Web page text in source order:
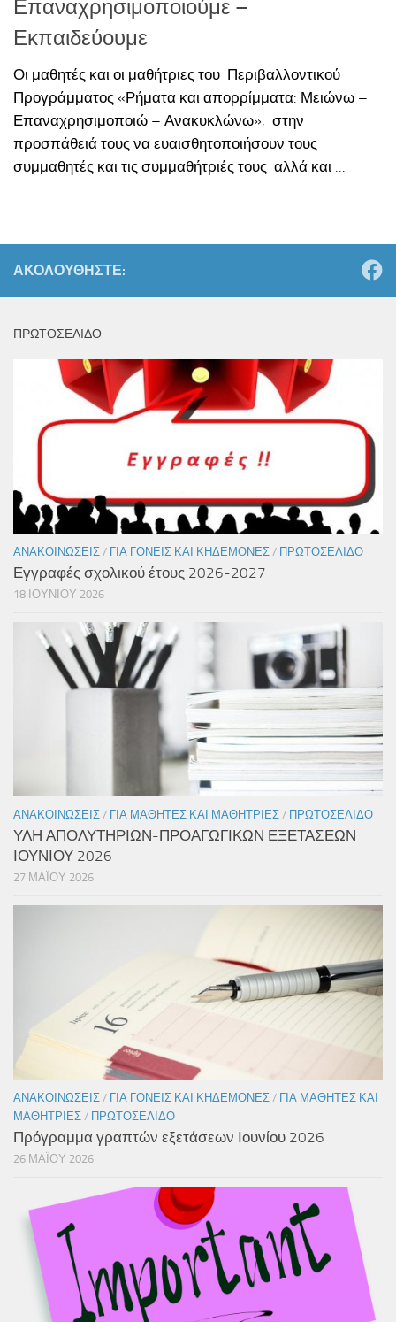
Επαναχρησιμοποιούμε –
Εκπαιδεύουμε
Οι μαθητές και οι μαθήτριες του Περιβαλλοντικού
Προγράμματος «Ρήματα και απορρίμματα: Μειώνω –
Επαναχρησιμοποιώ – Ανακυκλώνω», στην
προσπάθειά τους να ευαισθητοποιήσουν τους
συμμαθητές και τις συμμαθήτριές τους αλλά και ...
ΑΚΟΛΟΥΘΉΣΤΕ:
ΠΡΩΤΟΣΕΛΙΔΟ
ΑΝΑΚΟΙΝΏΣΕΙΣ / ΓΙΑ ΓΟΝΕΊΣ ΚΑΙ ΚΗΔΕΜΌΝΕΣ / ΠΡΩΤΟΣΈΛΙΔΟ
Εγγραφές σχολικού έτους 2026-2027
18 ΙΟΥΝΊΟΥ 2026
ΑΝΑΚΟΙΝΏΣΕΙΣ / ΓΙΑ ΜΑΘΗΤΈΣ ΚΑΙ ΜΑΘΉΤΡΙΕΣ / ΠΡΩΤΟΣΈΛΙΔΟ
ΥΛΗ ΑΠΟΛΥΤΗΡΙΩΝ-ΠΡΟΑΓΩΓΙΚΩΝ ΕΞΕΤΑΣΕΩΝ
ΙΟΥΝΙΟΥ 2026
27 ΜΑΪ́ΟΥ 2026
ΑΝΑΚΟΙΝΏΣΕΙΣ / ΓΙΑ ΓΟΝΕΊΣ ΚΑΙ ΚΗΔΕΜΌΝΕΣ / ΓΙΑ ΜΑΘΗΤΈΣ ΚΑΙ
ΜΑΘΉΤΡΙΕΣ / ΠΡΩΤΟΣΈΛΙΔΟ
Πρόγραμμα γραπτών εξετάσεων Ιουνίου 2026
26 ΜΑΪ́ΟΥ 2026